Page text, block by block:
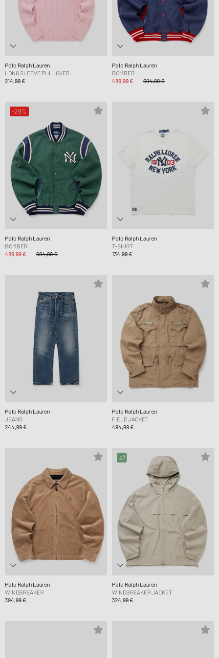
Polo Ralph Lauren
LONG SLEEVE PULLOVER
214,99 €
Polo Ralph Lauren
BOMBER
489,99 €
694,99 €
-29%
Polo Ralph Lauren
BOMBER
489,99 €
694,99 €
Polo Ralph Lauren
T-SHIRT
134,99 €
Polo Ralph Lauren
JEANS
244,99 €
Polo Ralph Lauren
FIELD JACKET
494,99 €
Polo Ralph Lauren
WINDBREAKER
394,99 €
Polo Ralph Lauren
WINDBREAKER JACKET
324,99 €